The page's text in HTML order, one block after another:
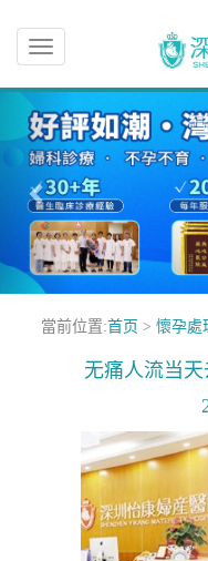
Toggle
navigation
當前位置:首页 > 懷孕處
无痛人流当